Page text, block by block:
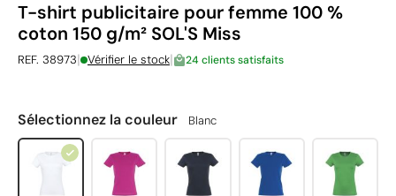
T-shirt publicitaire pour femme 100 %
coton 150 g/m² SOL'S Miss
REF. 38973| Vérifier le stock| 24 clients satisfaits
Sélectionnez la couleur Blanc